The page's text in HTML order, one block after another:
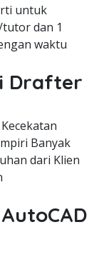
untuk
dan 1
waktu
Drafter
Banyak
dari Klien